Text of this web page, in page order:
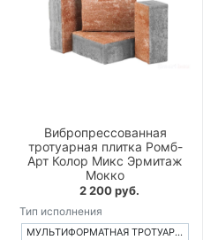
Вибропрессованная
тротуарная плитка Ромб-
Арт Колор Микс Эрмитаж
Мокко
2 200 руб.
Тип исполнения
МУЛЬТИФОРМАТНАЯ ТРОТУАРНАЯ ПЛИТКА ИЗ 4-Х ЭЛЕМЕНТОВ